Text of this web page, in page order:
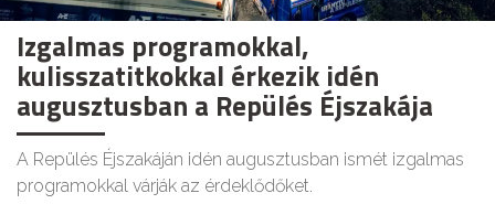
Izgalmas programokkal,
kulisszatitkokkal érkezik idén
augusztusban a Repülés Éjszakája
A Repülés Éjszakáján idén augusztusban ismét izgalmas
programokkal várják az érdeklődőket.